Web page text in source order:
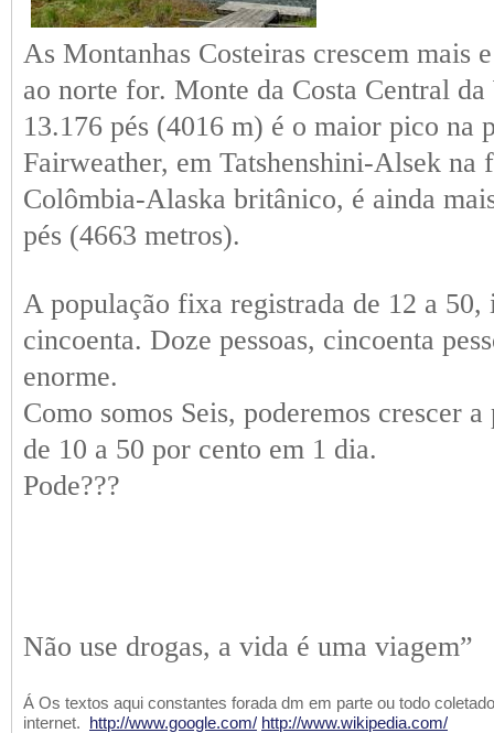
As Montanhas Costeiras crescem mais
ao norte for. Monte da Costa Central
13.176 pés (4016 m) é o maior pico na
Fairweather, em Tatshenshini-Alsek na
Colômbia-Alaska britânico, é ainda
pés (4663 metros).
A população fixa registrada de 12 a 50,
cincoenta. Doze pessoas, cincoenta
enorme.
Como somos Seis, poderemos crescer
de 10 a 50 por cento em 1 dia.
Pode???
Não use drogas, a vida é uma viagem”
Á Os textos aqui constantes forada dm em parte ou todo
internet. http://www.google.com/ http://www.wikipedia.com/